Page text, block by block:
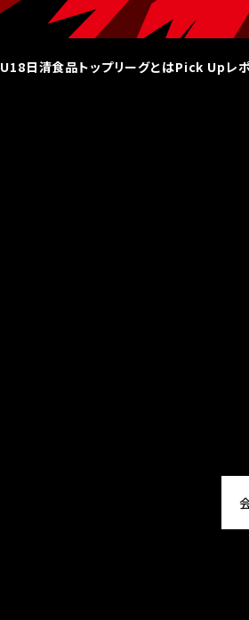
U18日清食品トップリーグとはPick Upレ